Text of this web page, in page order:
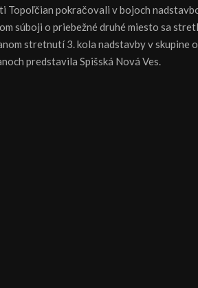
Topoľčian pokračovali v bojoch
súboji o priebežné druhé miesto sa
stretnutí 3. kola nadstavby v skupine
predstavila Spišská Nová Ves.